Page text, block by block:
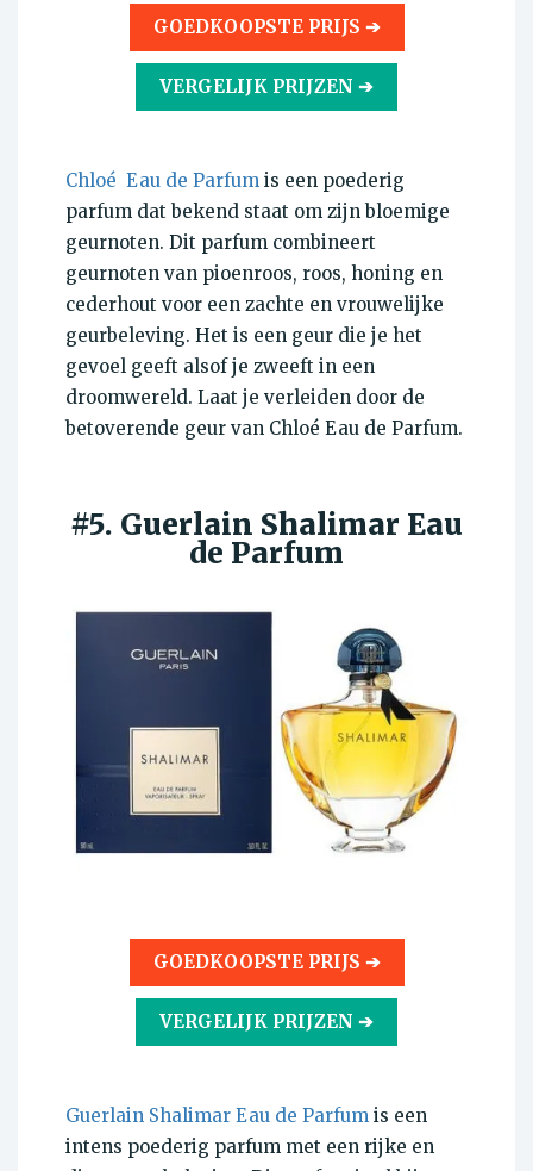
GOEDKOOPSTE PRIJS ➔
VERGELIJK PRIJZEN ➔
Chloé Eau de Parfum is een poederig
parfum dat bekend staat om zijn bloemige
geurnoten. Dit parfum combineert
geurnoten van pioenroos, roos, honing en
cederhout voor een zachte en vrouwelijke
geurbeleving. Het is een geur die je het
gevoel geeft alsof je zweeft in een
droomwereld. Laat je verleiden door de
betoverende geur van Chloé Eau de Parfum.
#5. Guerlain Shalimar Eau
de Parfum
GOEDKOOPSTE PRIJS ➔
VERGELIJK PRIJZEN ➔
Guerlain Shalimar Eau de Parfum is een
intens poederig parfum met een rijke en